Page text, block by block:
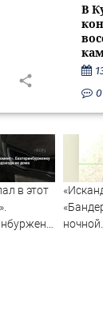
В
0
в этот
ночной